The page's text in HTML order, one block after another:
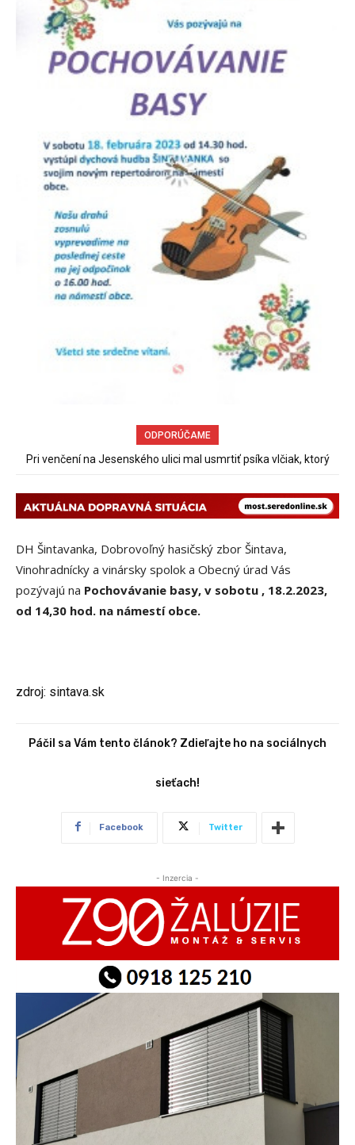
ODPORÚČAME
Pri venčení na Jesenského ulici mal usmrtiť psíka vlčiak, ktorý
70 rokov od založenia podniku Slovenské pečivárne v Seredi
DH Šintavanka, Dobrovoľný hasičský zbor Šintava,
Vinohradnícky a vinársky spolok a Obecný úrad Vás
pozývajú na Pochovávanie basy, v sobotu , 18.2.2023,
od 14,30 hod. na námestí obce.
zdroj: sintava.sk
Páčil sa Vám tento článok? Zdieľajte ho na sociálnych
sieťach!
Facebook Twitter
- Inzercia -